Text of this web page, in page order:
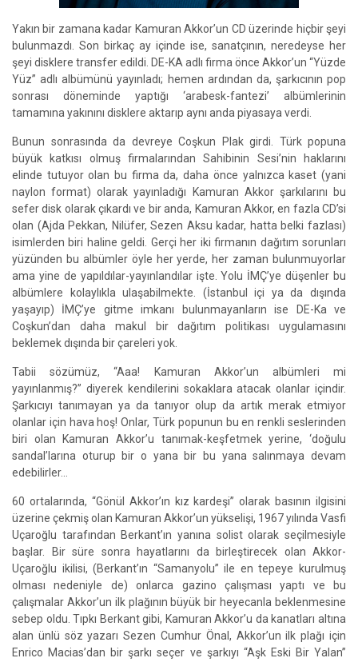
Yakın bir zamana kadar Kamuran Akkor’un CD üzerinde hiçbir şeyi
bulunmazdı. Son birkaç ay içinde ise, sanatçının, neredeyse her
şeyi disklere transfer edildi. DE-KA adlı firma önce Akkor’un “Yüzde
Yüz” adlı albümünü yayınladı; hemen ardından da, şarkıcının pop
sonrası döneminde yaptığı ‘arabesk-fantezi’ albümlerinin
tamamına yakınını disklere aktarıp aynı anda piyasaya verdi.
Bunun sonrasında da devreye Coşkun Plak girdi. Türk popuna
büyük katkısı olmuş firmalarından Sahibinin Sesi’nin haklarını
elinde tutuyor olan bu firma da, daha önce yalnızca kaset (yani
naylon format) olarak yayınladığı Kamuran Akkor şarkılarını bu
sefer disk olarak çıkardı ve bir anda, Kamuran Akkor, en fazla CD’si
olan (Ajda Pekkan, Nilüfer, Sezen Aksu kadar, hatta belki fazlası)
isimlerden biri haline geldi. Gerçi her iki firmanın dağıtım sorunları
yüzünden bu albümler öyle her yerde, her zaman bulunmuyorlar
ama yine de yapıldılar-yayınlandılar işte. Yolu İMÇ’ye düşenler bu
albümlere kolaylıkla ulaşabilmekte. (İstanbul içi ya da dışında
yaşayıp) İMÇ’ye gitme imkanı bulunmayanların ise DE-Ka ve
Coşkun’dan daha makul bir dağıtım politikası uygulamasını
beklemek dışında bir çareleri yok.
Tabii sözümüz, “Aaa! Kamuran Akkor’un albümleri mi
yayınlanmış?” diyerek kendilerini sokaklara atacak olanlar içindir.
Şarkıcıyı tanımayan ya da tanıyor olup da artık merak etmiyor
olanlar için hava hoş! Onlar, Türk popunun bu en renkli seslerinden
biri olan Kamuran Akkor’u tanımak-keşfetmek yerine, ‘doğulu
sandal’larına oturup bir o yana bir bu yana salınmaya devam
edebilirler…
60 ortalarında, “Gönül Akkor’ın kız kardeşi” olarak basının ilgisini
üzerine çekmiş olan Kamuran Akkor’un yükselişi, 1967 yılında Vasfi
Uçaroğlu tarafından Berkant’ın yanına solist olarak seçilmesiyle
başlar. Bir süre sonra hayatlarını da birleştirecek olan Akkor-
Uçaroğlu ikilisi, (Berkant’ın “Samanyolu” ile en tepeye kurulmuş
olması nedeniyle de) onlarca gazino çalışması yaptı ve bu
çalışmalar Akkor’un ilk plağının büyük bir heyecanla beklenmesine
sebep oldu. Tıpkı Berkant gibi, Kamuran Akkor’u da kanatları altına
alan ünlü söz yazarı Sezen Cumhur Önal, Akkor’un ilk plağı için
Enrico Macias’dan bir şarkı seçer ve şarkıyı “Aşk Eski Bir Yalan”